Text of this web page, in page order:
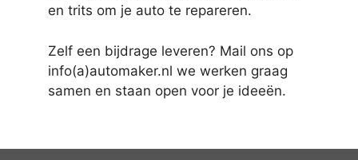
en trits om je auto te repareren.
Zelf een bijdrage leveren? Mail ons op
info(a)automaker.nl we werken graag
samen en staan open voor je ideeën.